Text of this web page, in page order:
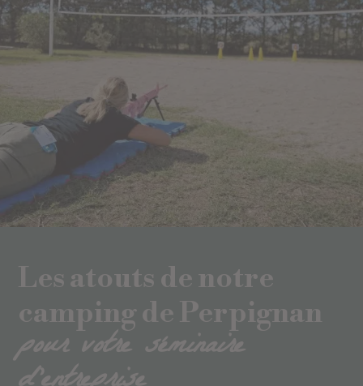
Les atouts de notre
camping de Perpignan
pour votre séminaire